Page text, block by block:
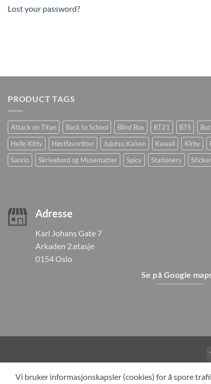
Lost your password?
PRODUCT TAGS
Attack on Titan Back to School Blind Box BT21 BTS
Hello Kitty
Høstfavoritter Jujutsu Kaisen Kawaii Kirby
Sanrio
Skrivebord og Musematter Spicy Stationery Sticker
Adresse
Karl Johans Gate 7
Arkaden 2.etasje
0154 Oslo
Se på Google
Vi bruker informasjonskapsler (cookies) for å spore